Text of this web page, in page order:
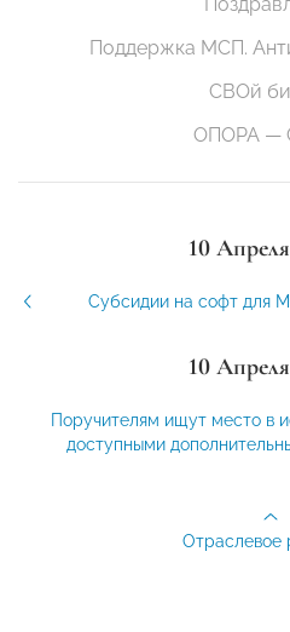
Поддержка МСП.
СВОй
ОПОРА —
10
Субсидии на софт для
10
Поручителям ищут место в
доступными
Отраслевое